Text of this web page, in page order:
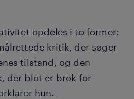
opdeles i to former:
kritik, der søger
tilstand, og den
der blot er brok for
hun.